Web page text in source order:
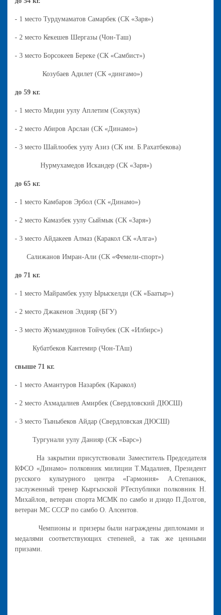
- 1 место Турдумаматов Самарбек (СК «Заря»)
- 2 место Кекешев Шергазы (Чон-Таш)
- 3 место Борсокеев Береке (СК «Самбист»)
Козубаев Адилет (СК «дингамо»)
до 59 кг.
- 1 место Мидин уулу Аплетим (Сокулук)
- 2 место Абиров Арслан (СК «Динамо»)
- 3 место Шайлообек уулу Азиз (СК им. Б.Рахатбекова)
Нурмухамедов Искандер (СК «Заря»)
до 65 кг.
- 1 место Камбаров Эрбол (СК «Динамо»)
- 2 место Камазбек уулу Сыймык (СК «Заря»)
- 3 место Айдакеев Алмаз (Каракол СК «Алга»)
Салижанов Имран-Али (СК «Фемели-спорт»)
до 71 кг.
- 1 место Майрамбек уулу Ырыскелди (СК «Баатыр»)
- 2 место Джакенов Элдияр (БГУ)
- 3 место Жумамудинов Тойчубек (СК «Илбирс»)
Кубатбеков Кантемир (Чон-ТАш)
свыше 71 кг.
- 1 место Амантуров Назарбек (Каракол)
- 2 место Ахмадалиев Амирбек (Свердловский ДЮСШ)
- 3 место Тыныбеков Айдар (Свердловская ДЮСШ)
Тургунали уулу Данияр (СК «Барс»)
На закрытии присутствовали Заместитель Председателя
КФСО «Динамо» полковник милиции Т.Мадалиев, Президент
русского культурного центра «Гармония» А.Степанюк,
заслуженный тренер Кыргызской РТеспублики полковник Н.
Михайлов, ветеран спорта МСМК по самбо и дзюдо П.Долгов,
ветеран МС СССР по самбо О. Алсеитов.
Чемпионы и призеры были награждены дипломами и
медалями соответствующих степеней, а так же ценными
призами.